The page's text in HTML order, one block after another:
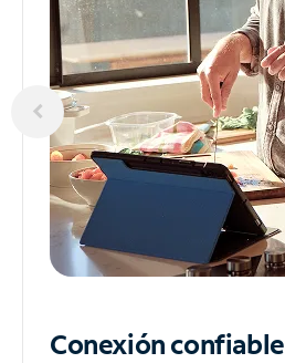
Conexión confiable